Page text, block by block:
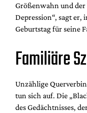
Größenwahn und
Depression“, sagt er,
Geburtstag für seine
Familiäre
Unzählige
tun sich auf. Die
des Gedächtnisses,